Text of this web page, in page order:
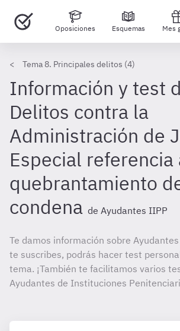
Oposiciones Esquemas Mes
Tema 8. Principales delitos (4)
Información y test
Delitos contra la
Administración de
Especial referencia
quebrantamiento
condena de Ayudantes IIPP
Te damos información sobre
te suscribes, podrás hacer test
tema. ¡También te facilitamos varios
Ayudantes de Instituciones